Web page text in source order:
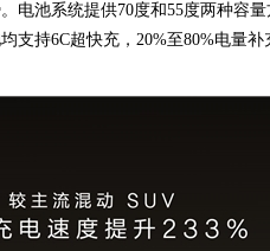
电池系统提供70度和55度两种容
支持6C超快充，20%至80%电量